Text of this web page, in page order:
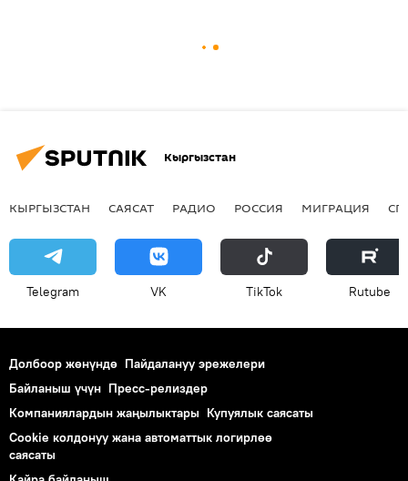
Кыргызстан
КЫРГЫЗСТАН САЯСАТ РАДИО РОССИЯ МИГРАЦИЯ
Telegram VK ТikТоk Rutube
Долбоор жөнүндө Пайдалануу эрежелери
Байланыш үчүн Пресс-релиздер
Компаниялардын жаңылыктары Купуялык саясаты
Cookie колдонуу жана автоматтык логирлөө
саясаты